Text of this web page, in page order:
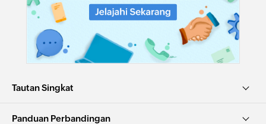
Tautan Singkat
Panduan Perbandingan